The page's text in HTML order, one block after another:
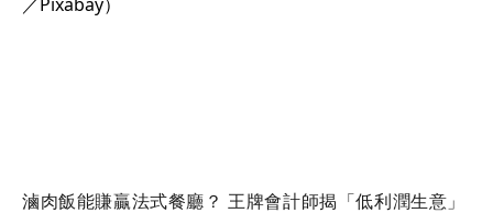
滷肉飯能賺贏法式餐廳？ 王牌會計師揭「低利潤生意」